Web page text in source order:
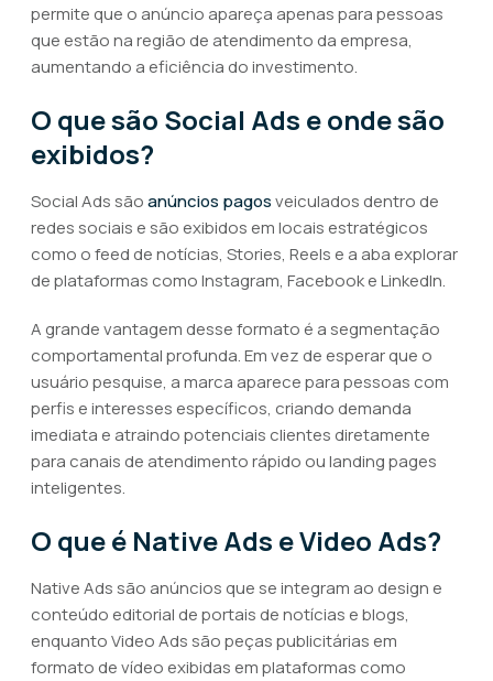
permite que o anúncio apareça apenas para pessoas
que estão na região de atendimento da empresa,
aumentando a eficiência do investimento.
O que são Social Ads e onde são
exibidos?
Social Ads sãoanúncios pagosveiculados dentro de
redes sociais e são exibidos em locais estratégicos
como o feed de notícias, Stories, Reels e a aba explorar
de plataformas como Instagram, Facebook e LinkedIn.
A grande vantagem desse formato é a segmentação
comportamental profunda. Em vez de esperar que o
usuário pesquise, a marca aparece para pessoas com
perfis e interesses específicos, criando demanda
imediata e atraindo potenciais clientes diretamente
para canais de atendimento rápido ou landing pages
inteligentes.
O que é Native Ads e Video Ads?
Native Ads são anúncios que se integram ao design e
conteúdo editorial de portais de notícias e blogs,
enquanto Video Ads são peças publicitárias em
formato de vídeo exibidas em plataformas como